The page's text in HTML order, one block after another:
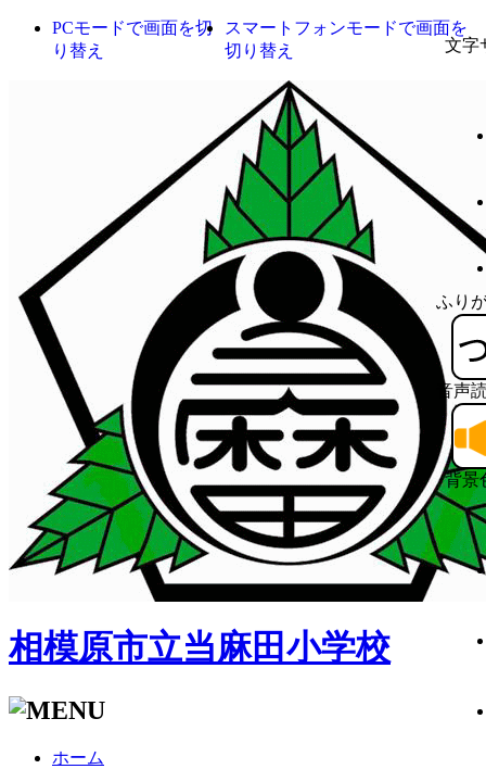
文字
ふり
音声
背景
PCモードで画面を切
り替え
スマートフォンモードで画面を
切り替え
相模原市立当麻田小学校
ホーム